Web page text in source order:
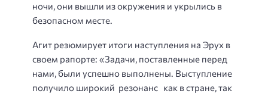
ночи, они вышли из окружения и укрылись в
безопасном месте.
Агит резюмирует итоги наступления на Эрух в
своем рапорте: «Задачи, поставленные перед
нами, были успешно выполнены. Выступление
получило широкий резонанс как в стране, так